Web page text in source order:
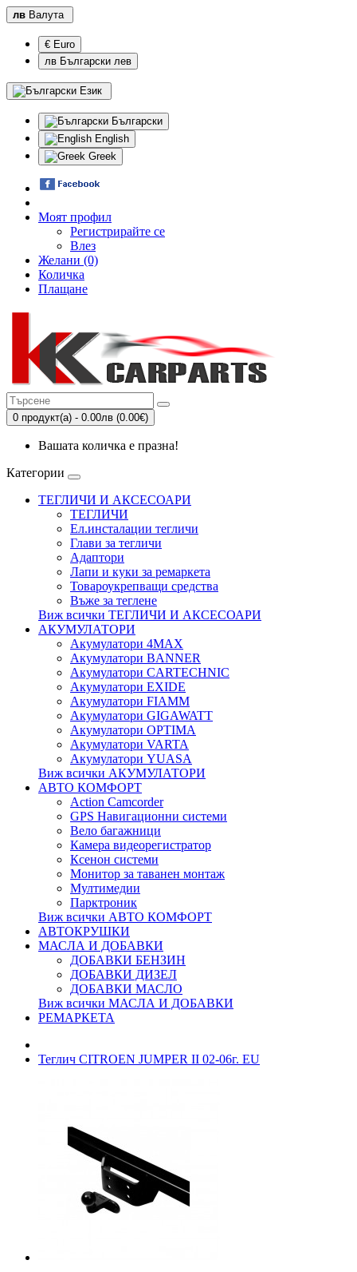
лв Валута
€ Euro
лв Български лев
Език
Български
English
Greek
Моят профил
Регистрирайте се
Влез
Желани (0)
Количка
Плащане
0 продукт(а) - 0.00лв (0.00€)
Вашата количка е празна!
Категории
ТЕГЛИЧИ И АКСЕСОАРИ
ТЕГЛИЧИ
Eл.инсталации тегличи
Глави за тегличи
Адаптори
Лапи и куки за ремаркета
Товароукрепващи средства
Въже за теглене
Виж всички ТЕГЛИЧИ И АКСЕСОАРИ
АКУМУЛАТОРИ
Акумулатори 4MAX
Акумулатори BANNER
Акумулатори CARTECHNIC
Акумулатори EXIDE
Акумулатори FIAMM
Акумулатори GIGAWATT
Акумулатори OPTIMA
Акумулатори VARTA
Акумулатори YUASA
Виж всички АКУМУЛАТОРИ
АВТО КОМФОРТ
Action Camcorder
GPS Навигационни системи
Вело багажници
Камера видеорегистратор
Ксенон системи
Монитор за таванен монтаж
Мултимедии
Парктроник
Виж всички АВТО КОМФОРТ
АВТОКРУШКИ
МАСЛА И ДОБАВКИ
ДОБАВКИ БЕНЗИН
ДОБАВКИ ДИЗЕЛ
ДОБАВКИ МАСЛО
Виж всички МАСЛА И ДОБАВКИ
РЕМАРКЕТА
Теглич CITROEN JUMPER II 02-06г. EU